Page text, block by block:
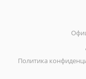
Политика